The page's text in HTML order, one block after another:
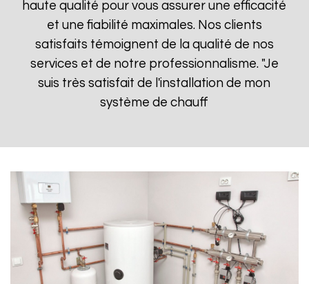
haute qualité pour vous assurer une efficacité
et une fiabilité maximales. Nos clients
satisfaits témoignent de la qualité de nos
services et de notre professionnalisme. "Je
suis très satisfait de l'installation de mon
système de chauff